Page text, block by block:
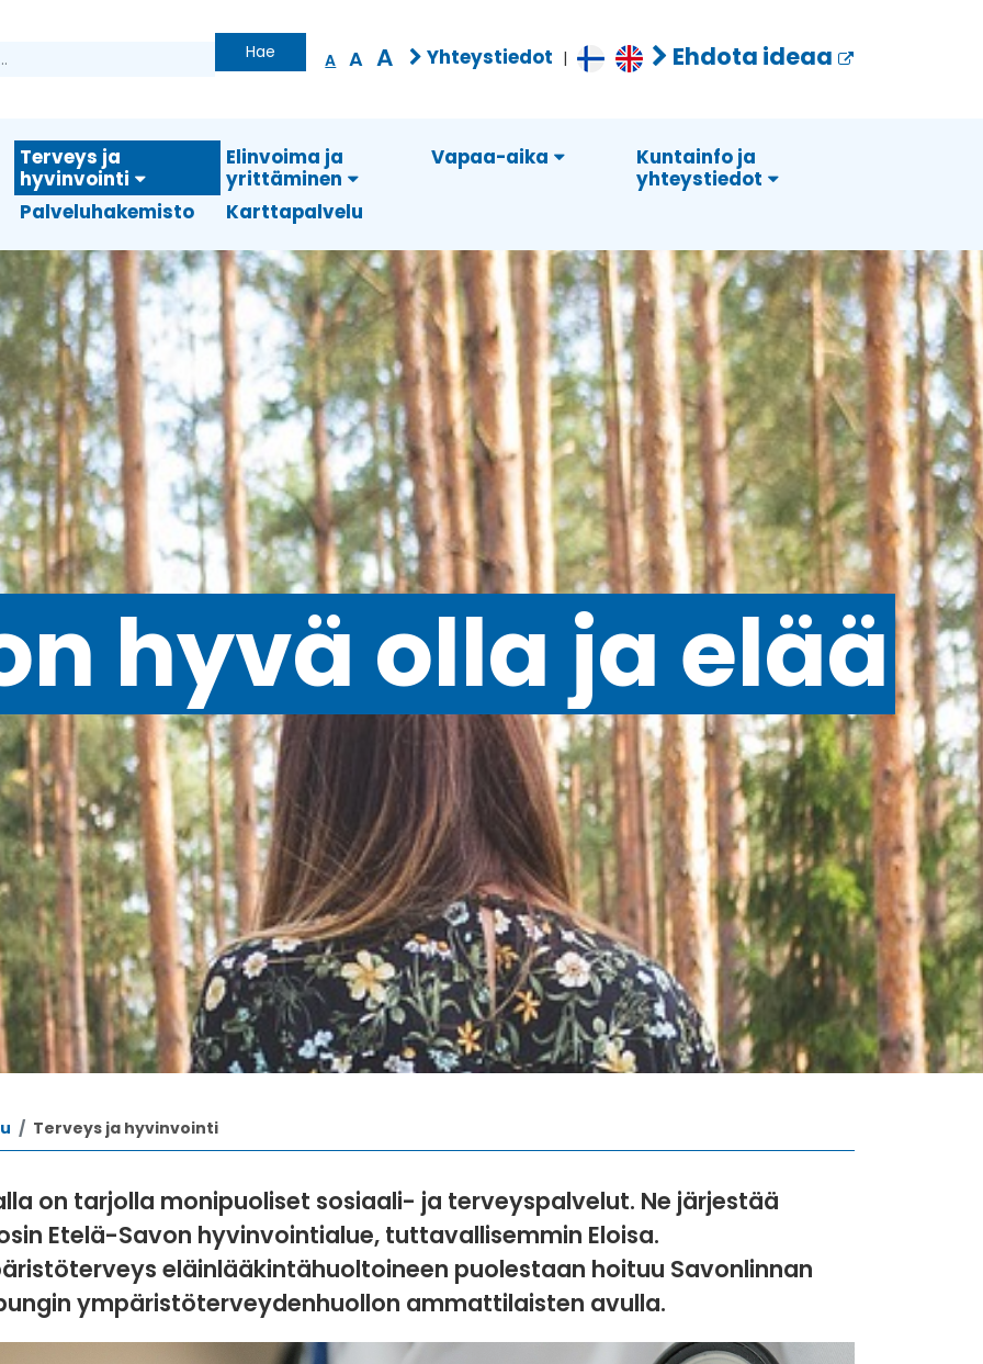
Hae A A A Yhteystiedot | Ehdota ideaa
Terveys ja
hyvinvointi
Elinvoima ja
yrittäminen
Vapaa-aika
Kuntainfo ja
yhteystiedot
Palveluhakemisto
Karttapalvelu
hyvä olla ja elää
Terveys ja hyvinvointi
on tarjolla monipuoliset sosiaali- ja terveyspalvelut. Ne järjestää
Etelä-Savon hyvinvointialue, tuttavallisemmin Eloisa.
eläinlääkintähuoltoineen puolestaan hoituu Savonlinnan
ympäristöterveydenhuollon ammattilaisten avulla.